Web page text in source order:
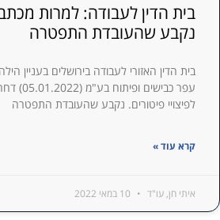
בית הדין לעבודה: למרות
נקבע שהעובדת התפטרה
בית הדין האזורי לעבודה בירושלים בעניין
עפר
לפיצויי פיטורים. נקבע שהעובדת התפטרה
קרא עוד »
איתי חן, עו"ד